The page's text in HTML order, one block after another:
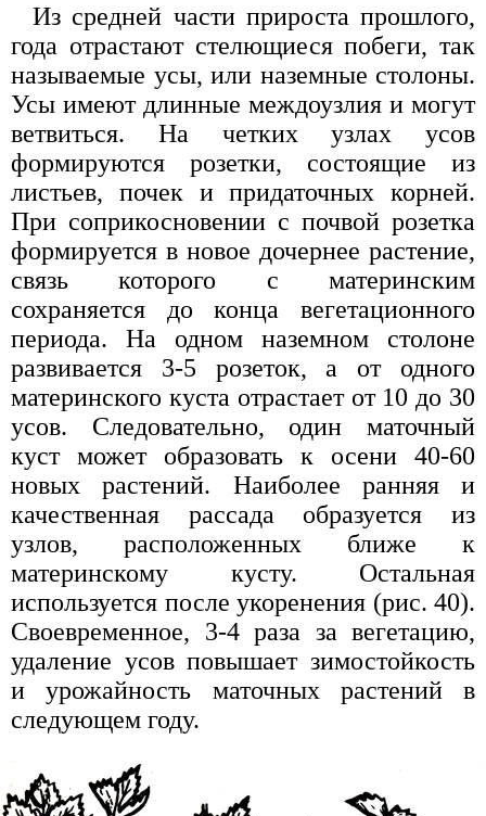
Из средней части прироста прошлого,
года отрастают стелющиеся побеги, так
называемые усы, или наземные столоны.
Усы имеют длинные междоузлия и могут
ветвиться. На четких узлах усов
формируются розетки, состоящие из
листьев, почек и придаточных корней.
При соприкосновении с почвой розетка
формируется в новое дочернее растение,
связь которого с материнским
сохраняется до конца вегетационного
периода. На одном наземном столоне
развивается 3-5 розеток, а от одного
материнского куста отрастает от 10 до 30
усов. Следовательно, один маточный
куст может образовать к осени 40-60
новых растений. Наиболее ранняя и
качественная рассада образуется из
узлов, расположенных ближе к
материнскому кусту. Остальная
используется после укоренения (рис. 40).
Своевременное, 3-4 раза за вегетацию,
удаление усов повышает зимостойкость
и урожайность маточных растений в
следующем году.